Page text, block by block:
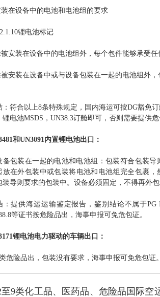
在设备中的电池和电池组的要求
锂电池标记
被安装在设备中的电池组外，每个包件能够承受
安装在设备中或与设备包装在一起的电池组外
：符合以上8条特殊规定，国内海运可按DG豁免
锂电池MSDS，UN38.3订舱即可，否则需要提供危
和UN3091内置锂电池出口：
备包装在一起的电池和电池组：包装符合包装导
放在外包装中或包装将电池和电池组完全包裹，
装导则要求的包装中。设备必须固定，不得再外包
：提供海运运输鉴定报告，鉴别结论不属于PG
等证书按危险品出，海事申报可免危包证。
锂电池电力驱动的车辆出口：
危险品出，包装没有要求，海事申报可免危包证。
9类化工品、医药品、危险品国际空